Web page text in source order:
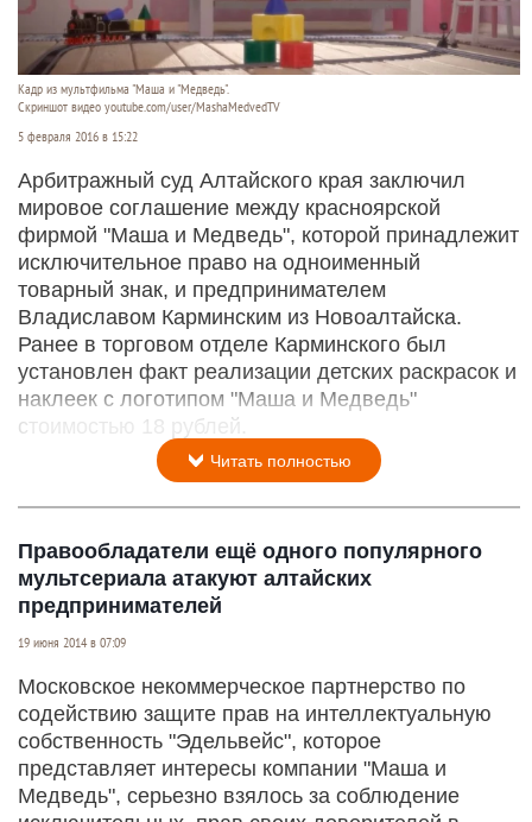
Кадр из мультфильма "Маша и "Медведь".
Скриншот видео youtube.com/user/MashaMedvedTV
5 февраля 2016 в 15:22
Арбитражный суд Алтайского края заключил
мировое соглашение между красноярской
фирмой "Маша и Медведь", которой принадлежит
исключительное право на одноименный
товарный знак, и предпринимателем
Владиславом Карминским из Новоалтайска.
Ранее в торговом отделе Карминского был
установлен факт реализации детских раскрасок и
наклеек с логотипом "Маша и Медведь"
стоимостью 18 рублей.
Читать полностью
Правообладатели ещё одного популярного
мультсериала атакуют алтайских
предпринимателей
19 июня 2014 в 07:09
Московское некоммерческое партнерство по
содействию защите прав на интеллектуальную
собственность "Эдельвейс", которое
представляет интересы компании "Маша и
Медведь", серьезно взялось за соблюдение